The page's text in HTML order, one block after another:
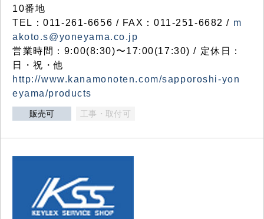
10番地
TEL：011-261-6656 / FAX：011-251-6682 / m
akoto.s@yoneyama.co.jp
営業時間：9:00(8:30)〜17:00(17:30) / 定休日：
日・祝・他
http://www.kanamonoten.com/sapporoshi-yon
eyama/products
販売可 工事・取付可